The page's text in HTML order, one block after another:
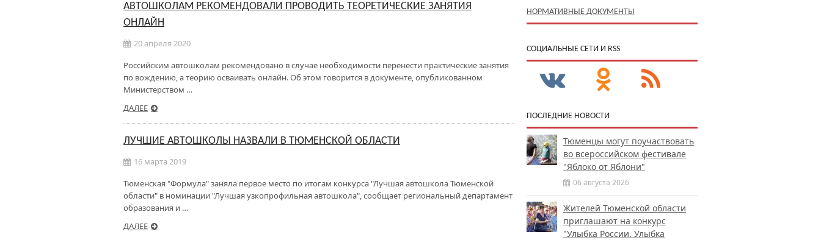
АВТОШКОЛАМ РЕКОМЕНДОВАЛИ ПРОВОДИТЬ ТЕОРЕТИЧЕСКИЕ ЗАНЯТИЯ
ОНЛАЙН
20 апреля 2020
Российским автошколам рекомендовано в случае необходимости перенести практические занятия
по вождению, а теорию осваивать онлайн. Об этом говорится в документе, опубликованном
Министерством …
ДАЛЕЕ
ЛУЧШИЕ АВТОШКОЛЫ НАЗВАЛИ В ТЮМЕНСКОЙ ОБЛАСТИ
16 марта 2019
Тюменская "Формула" заняла первое место по итогам конкурса "Лучшая автошкола Тюменской
области" в номинации "Лучшая узкопрофильная автошкола", сообщает региональный департамент
образования и …
ДАЛЕЕ
НОРМАТИВНЫЕ ДОКУМЕНТЫ
CОЦИАЛЬНЫЕ СЕТИ И RSS
ПОСЛЕДНИЕ НОВОСТИ
Тюменцы могут поучаствовать
во всероссийском фестивале
"Яблоко от Яблони"
06 августа 2026
Жителей Тюменской области
приглашают на конкурс
"Улыбка России. Улыбка